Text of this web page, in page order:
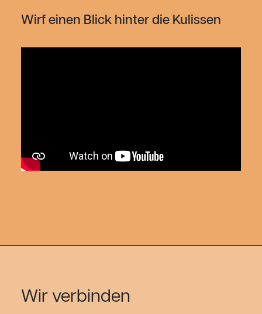
Wirf einen Blick hinter die Kulissen
Wir verbinden